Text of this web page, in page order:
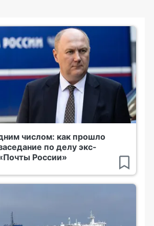
числом: как прошло
по делу экс-
России»